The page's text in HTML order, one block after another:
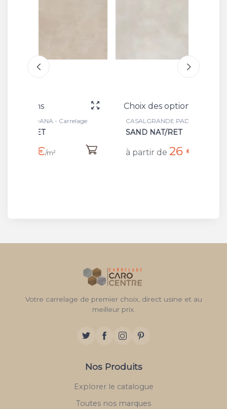
Choix des options
CASALGRANDE PADANA - Carrelage
à partir de 26 € /m²
Votre carrelage de premier choix, direct usine et au
meilleur prix.
Nos Produits
Explorer le catalogue
Toutes nos marques